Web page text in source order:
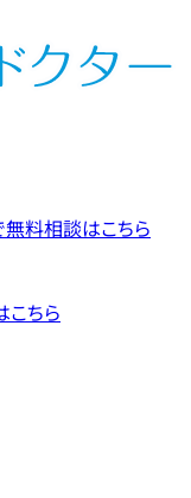
料相談はこちら
こちら